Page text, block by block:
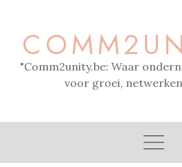
content
"Comm2unity.be: Waar
voor groei,